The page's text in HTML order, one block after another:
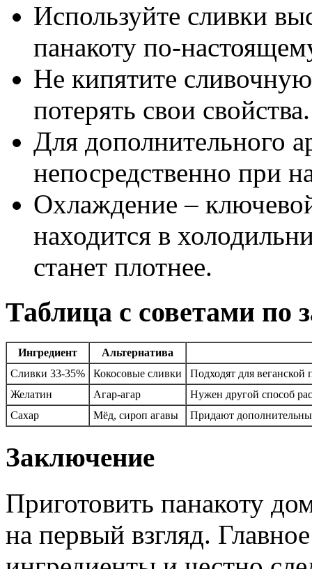
Используйте сливки
панакоту по-
Не кипятите
потерять свои свойства.
Для дополнительного
непосредственно при
Охлаждение –
находится в
станет плотнее.
Таблица с советами по
Ингредиент
Альтернатива
Сливки 33-35%
Кокосовые сливки
Подходят для веганской
Желатин
Агар-агар
Нужен другой способ
Сахар
Мёд, сироп агавы Придают
Заключение
Приготовить панакоту
на первый взгляд.